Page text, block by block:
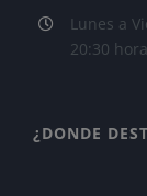
Lunes a
20:30
¿DONDE